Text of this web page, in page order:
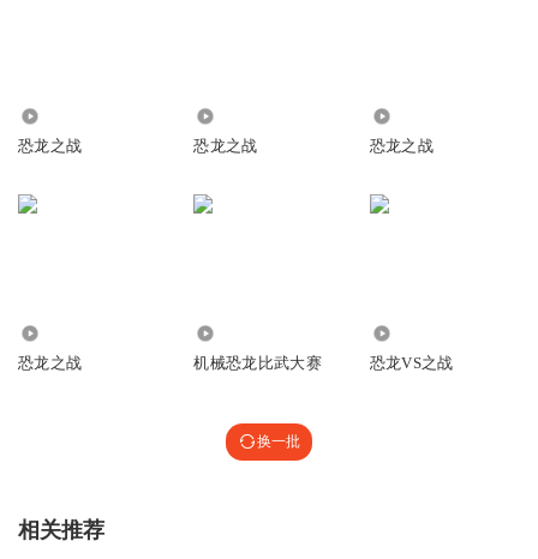
🦖🦖🦖🦖🦖🦖🦖🦖🦖🦖🦖🦖🦖🦖🦖🦖🦖🦖🦖🦖🦖🦖🦖🦖🦖🦖
🦖🦖🦖🦖🦖🦖🦖🦖🦖🦖🦖🦖🦖🦖🦖🦖🦖🦖🦖🦖🦖🦖🦖🦖🦖🦖
🦖🦖🦖🦖🦖🦖🦖🦖🦖🦖🦖🦖🦖🦖🦖🦖🦖🦖🦖🦖🦖🦖🦖🦖🦖🦖
🦕🦖🦕🦖🦕🦖🦕🦖🦕🦖🦖🦕🦕🦕🦖🦖🦖🦕🦖🦕🦕🦖🦖🦖🦕🦕
听友448052696
🐲🐉🐲🐉🐲🐉🐉🐲🐉🐉🐉🐉🐉🐉🐉🐉🐉🐉🐉🐉🐲🐲🐲🐲
恐龙之战 恐龙之战 恐龙之战
恐龙之战 机械恐龙比武大赛 恐龙VS之战
换一批
相关推荐